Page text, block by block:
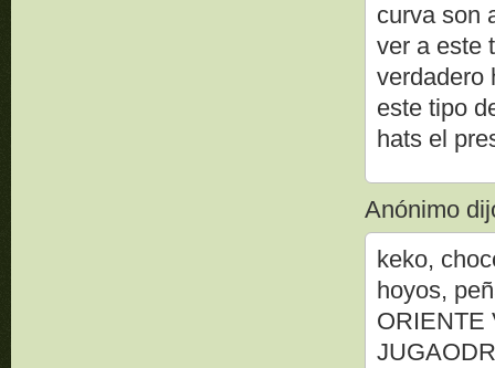
curva son
ver a este
verdadero
este tipo
hats el
Anónimo
keko,
hoyos,
ORIENTE